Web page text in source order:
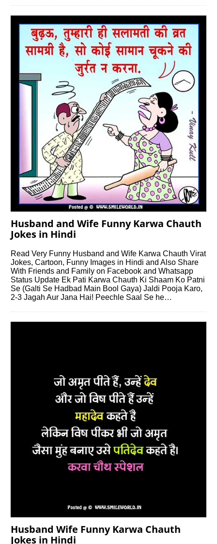
Husband and Wife Funny Karwa Chauth
Jokes in Hindi
Read Very Funny Husband and Wife Karwa Chauth Virat
Jokes, Cartoon, Funny Images in Hindi and Also Share
With Friends and Family on Facebook and Whatsapp
Status Update Ek Pati Karwa Chauth Ki Shaam Ko Patni
Se (Galti Se Hadbad Main Bool Gaya) Jaldi Pooja Karo,
2-3 Jagah Aur Jana Hai! Peechle Saal Se he…
Husband Wife Funny Karwa Chauth
Jokes in Hindi